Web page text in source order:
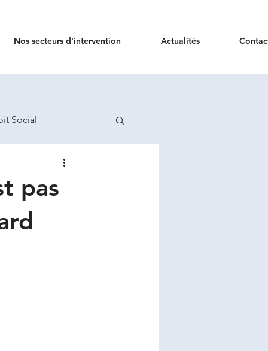
Nos secteurs d'intervention Actualités
Social
pas